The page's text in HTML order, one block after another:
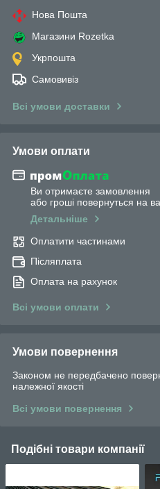
Нова Пошта
Магазини Rozetka
Укрпошта
Самовивіз
Всі умови доставки
Умови оплати
Ви отримаєте замовлення
або гроші повернуться на
Детальніше
Оплатити частинами
Післяплата
Оплата на рахунок
Всі умови оплати
Умови повернення
Законом не передбачено
належної якості
Всі умови повернення
Подібні товари компанії